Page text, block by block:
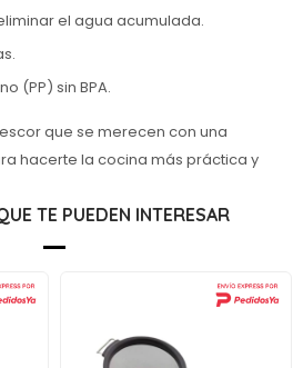
el agua acumulada.
(PP) sin BPA.
que se merecen con una
hacerte la cocina más práctica y
TE PUEDEN INTERESAR